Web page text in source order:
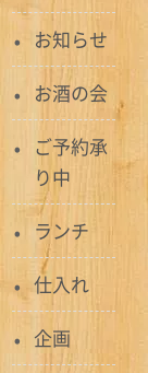
お知らせ
お酒の会
ご予約承
り中
ランチ
仕入れ
企画